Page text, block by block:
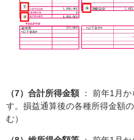
（7）合計所得金額： 前年1月か
す。損益通算後の各種所得金額
む）